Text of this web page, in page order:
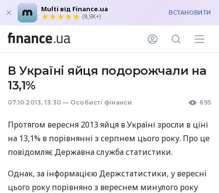
Multi від Finance.ua
(8,9K+) ВСТАНОВИТИ
В Україні яйця подорожчали на
13,1%
07.10.2013, 13:30 — Особисті фінанси 695
Протягом вересня 2013 яйця в Україні зросли в ціні
на 13,1% в порівнянні з серпнем цього року. Про це
повідомляє Державна служба статистики.
Однак, за інформацією Держстатистики, у вересні
цього року порівняно з вереснем минулого року